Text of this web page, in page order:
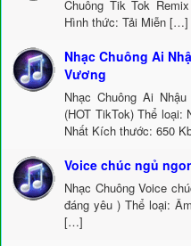
Chuông Tik Tok
Hình thức: Tải Miễn […]
Nhạc Chuông Ai
Vương
Nhạc Chuông Ai
(HOT TikTok) Thể loại:
Nhất Kích thước: 650
Voice chúc ngủ
Nhạc Chuông Voice
đáng yêu ) Thể loại:
[…]